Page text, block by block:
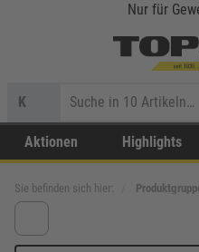
Nur für
K
Aktionen Highlights
Sie befinden sich hier: